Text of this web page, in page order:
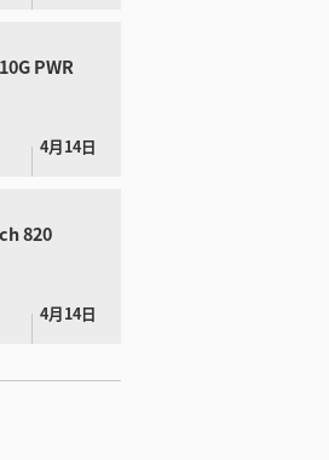
PWR
4月14日
820
4月14日